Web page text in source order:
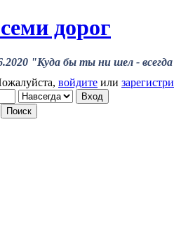
дорог
"Куда бы ты ни шел - всегда
войдите или